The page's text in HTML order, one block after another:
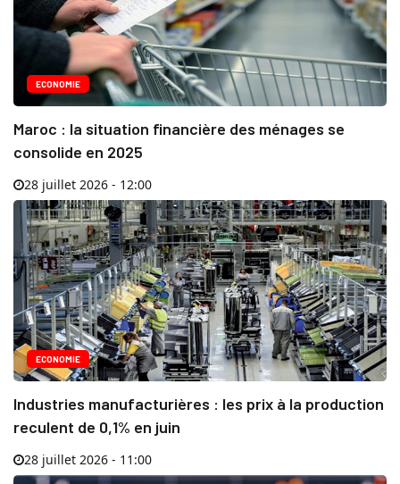
ECONOMIE
Maroc : la situation financière des ménages se
consolide en 2025
28 juillet 2026 - 12:00
ECONOMIE
Industries manufacturières : les prix à la production
reculent de 0,1% en juin
28 juillet 2026 - 11:00